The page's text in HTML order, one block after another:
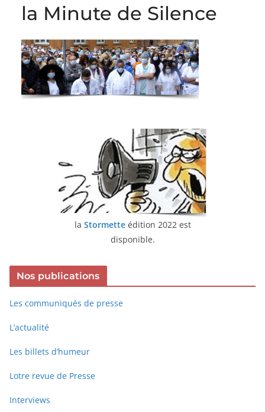
la Minute de Silence
la Stormetteédition 2022 est
disponible.
Nos publications
Les communiqués de presse
L’actualité
Les billets d’humeur
Lotre revue de Presse
Interviews